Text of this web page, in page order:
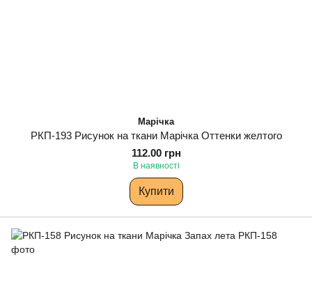
Марічка
РКП-193 Рисунок на ткани Марічка Оттенки желтого
112.00 грн
В наявності
Купити